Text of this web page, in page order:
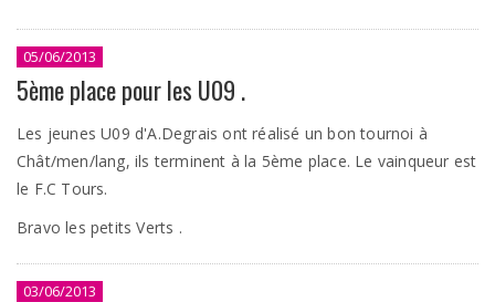
05/06/2013
5ème place pour les U09 .
Les jeunes U09 d'A.Degrais ont réalisé un bon tournoi à
Chât/men/lang, ils terminent à la 5ème place. Le vainqueur est
le F.C Tours.
Bravo les petits Verts .
03/06/2013